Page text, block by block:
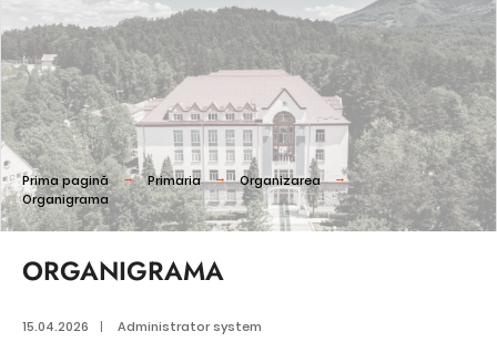
Prima pagină Primaria
Organizarea
Organigrama
ORGANIGRAMA
15.04.2026 | Administrator system